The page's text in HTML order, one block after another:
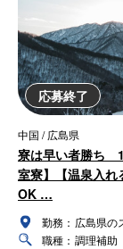
応募終了
中国 / 広島県
寮は早い者勝ち
室寮】【温泉入れ
OK …
勤務： 広島県の
職種： 調理補助